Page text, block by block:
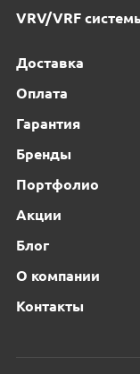
VRV/VRF
Доставка
Оплата
Гарантия
Бренды
Портфолио
Акции
Блог
О компании
Контакты